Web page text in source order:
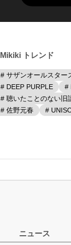
Mikiki トレンド
# サザンオールスター
# DEEP PURPLE
#
# 聴いたことのない旧
# 佐野元春
#
ニュース